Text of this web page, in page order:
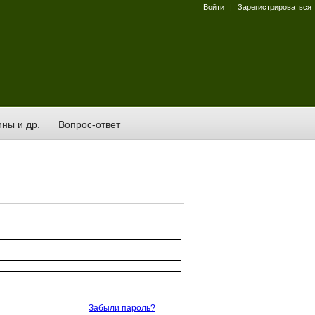
Войти | Зарегистрироваться
и др. Вопрос-ответ
Забыли пароль?